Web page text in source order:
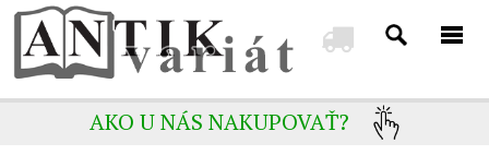
AKO U NÁS NAKUPOVAŤ?